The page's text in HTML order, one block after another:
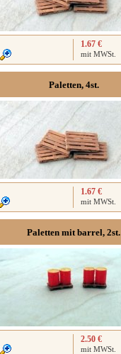
1.67 €
mit MWSt.
Paletten, 4st.
1.67 €
mit MWSt.
Paletten mit barrel, 2st.
2.50 €
mit MWSt.